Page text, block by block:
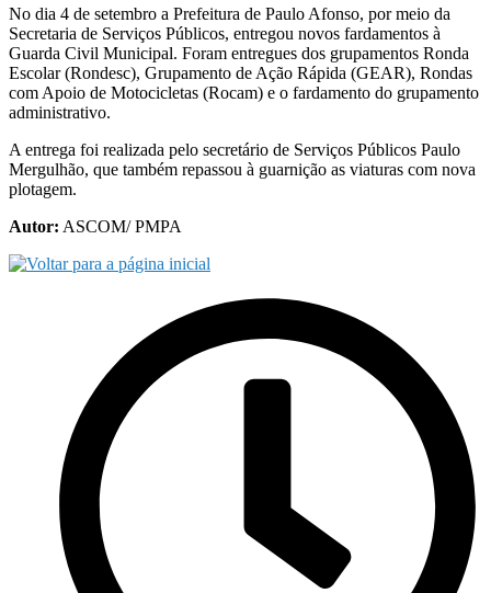
No dia 4 de setembro a Prefeitura de Paulo Afonso, por meio da
Secretaria de Serviços Públicos, entregou novos fardamentos à
Guarda Civil Municipal. Foram entregues dos grupamentos Ronda
Escolar (Rondesc), Grupamento de Ação Rápida (GEAR), Rondas
com Apoio de Motocicletas (Rocam) e o fardamento do grupamento
administrativo.
A entrega foi realizada pelo secretário de Serviços Públicos Paulo
Mergulhão, que também repassou à guarnição as viaturas com nova
plotagem.
Autor: ASCOM/ PMPA